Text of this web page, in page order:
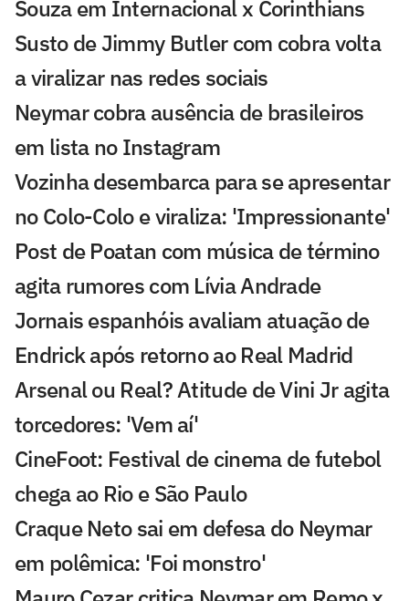
Souza em Internacional x Corinthians
Susto de Jimmy Butler com cobra volta
a viralizar nas redes sociais
Neymar cobra ausência de brasileiros
em lista no Instagram
Vozinha desembarca para se apresentar
no Colo-Colo e viraliza: 'Impressionante'
Post de Poatan com música de término
agita rumores com Lívia Andrade
Jornais espanhóis avaliam atuação de
Endrick após retorno ao Real Madrid
Arsenal ou Real? Atitude de Vini Jr agita
torcedores: 'Vem aí'
CineFoot: Festival de cinema de futebol
chega ao Rio e São Paulo
Craque Neto sai em defesa do Neymar
em polêmica: 'Foi monstro'